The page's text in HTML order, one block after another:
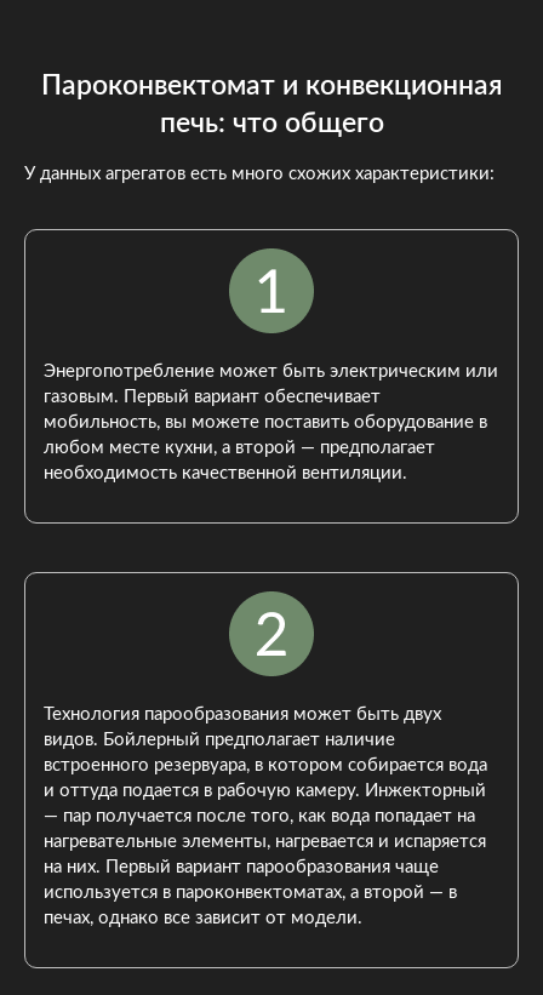
Пароконвектомат и конвекционная
печь: что общего
У данных агрегатов есть много схожих характеристики:
Энергопотребление может быть электрическим или
газовым. Первый вариант обеспечивает
мобильность, вы можете поставить оборудование в
любом месте кухни, а второй — предполагает
необходимость качественной вентиляции.
Технология парообразования может быть двух
видов. Бойлерный предполагает наличие
встроенного резервуара, в котором собирается вода
и оттуда подается в рабочую камеру. Инжекторный
— пар получается после того, как вода попадает на
нагревательные элементы, нагревается и испаряется
на них. Первый вариант парообразования чаще
используется в пароконвектоматах, а второй — в
печах, однако все зависит от модели.